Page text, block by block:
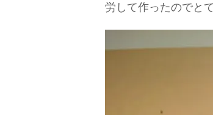
労して作ったのでと